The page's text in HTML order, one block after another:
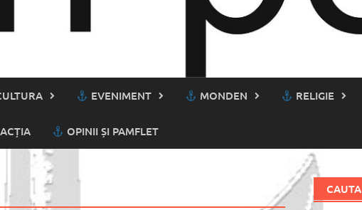
EVENIMENT MONDEN RELIGIE
OPINII ȘI PAMFLET
CAUTA